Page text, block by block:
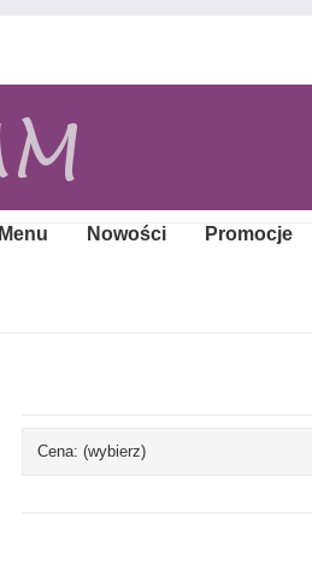
Menu Nowości Promocje
Cena: (wybierz)